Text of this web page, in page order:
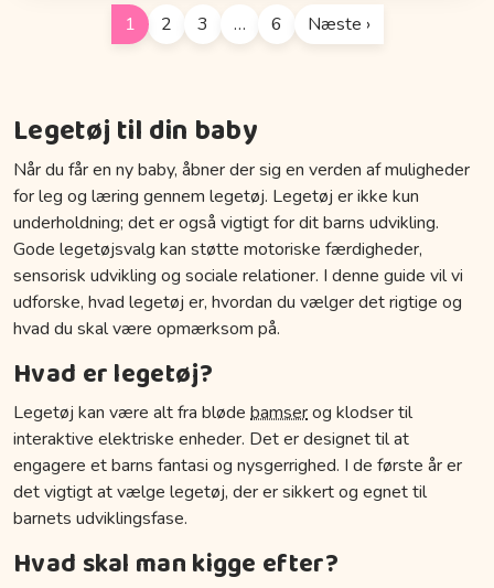
1 2 3 … 6 Næste ›
Legetøj til din baby
Når du får en ny baby, åbner der sig en verden af muligheder
for leg og læring gennem legetøj. Legetøj er ikke kun
underholdning; det er også vigtigt for dit barns udvikling.
Gode legetøjsvalg kan støtte motoriske færdigheder,
sensorisk udvikling og sociale relationer. I denne guide vil vi
udforske, hvad legetøj er, hvordan du vælger det rigtige og
hvad du skal være opmærksom på.
Hvad er legetøj?
Legetøj kan være alt fra bløde bamserog klodser til
interaktive elektriske enheder. Det er designet til at
engagere et barns fantasi og nysgerrighed. I de første år er
det vigtigt at vælge legetøj, der er sikkert og egnet til
barnets udviklingsfase.
Hvad skal man kigge efter?